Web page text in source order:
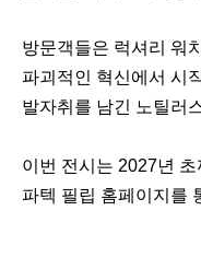
방문객들은 럭셔리 워
파괴적인 혁신에서 시
발자취를 남긴 노틸러
이번 전시는 2027년
파텍 필립 홈페이지를